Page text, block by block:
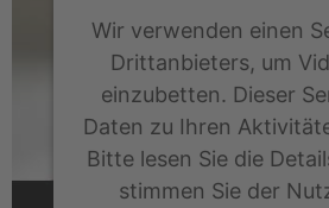
Wir verwenden einen
Drittanbieters, um
einzubetten. Dieser
Daten zu Ihren
Bitte lesen Sie die
stimmen Sie der